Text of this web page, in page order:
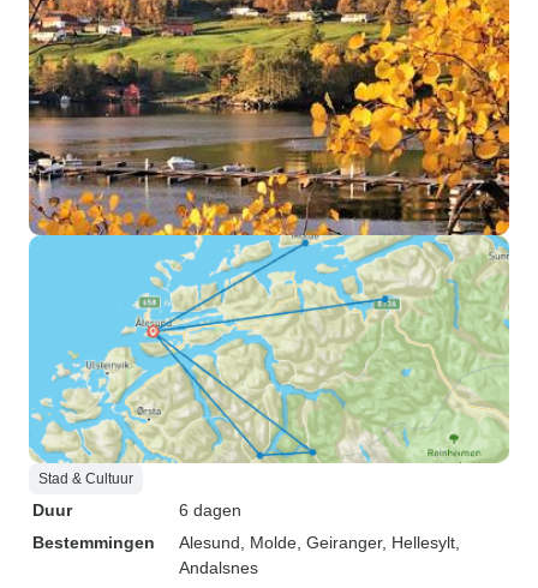
Stad & Cultuur
Duur
6 dagen
Bestemmingen
Alesund , Molde , Geiranger, Hellesylt
Andalsnes